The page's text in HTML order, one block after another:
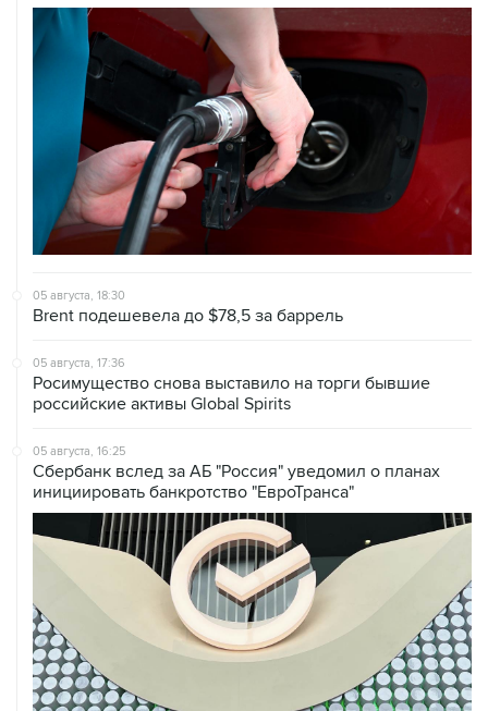
05 августа, 18:30
Brent подешевела до $78,5 за баррель
05 августа, 17:36
Росимущество снова выставило на торги бывшие
российские активы Global Spirits
05 августа, 16:25
Сбербанк вслед за АБ "Россия" уведомил о планах
инициировать банкротство "ЕвроТранса"